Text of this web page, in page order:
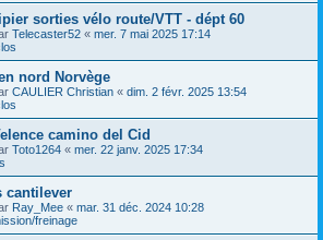
sorties vélo route/VTT - dépt 60
Telecaster52 « mer. 7 mai 2025 17:14
nord Norvège
CAULIER Christian « dim. 2 févr. 2025 13:54
camino del Cid
Toto1264 « mer. 22 janv. 2025 17:34
cantilever
Ray_Mee « mar. 31 déc. 2024 10:28
freinage